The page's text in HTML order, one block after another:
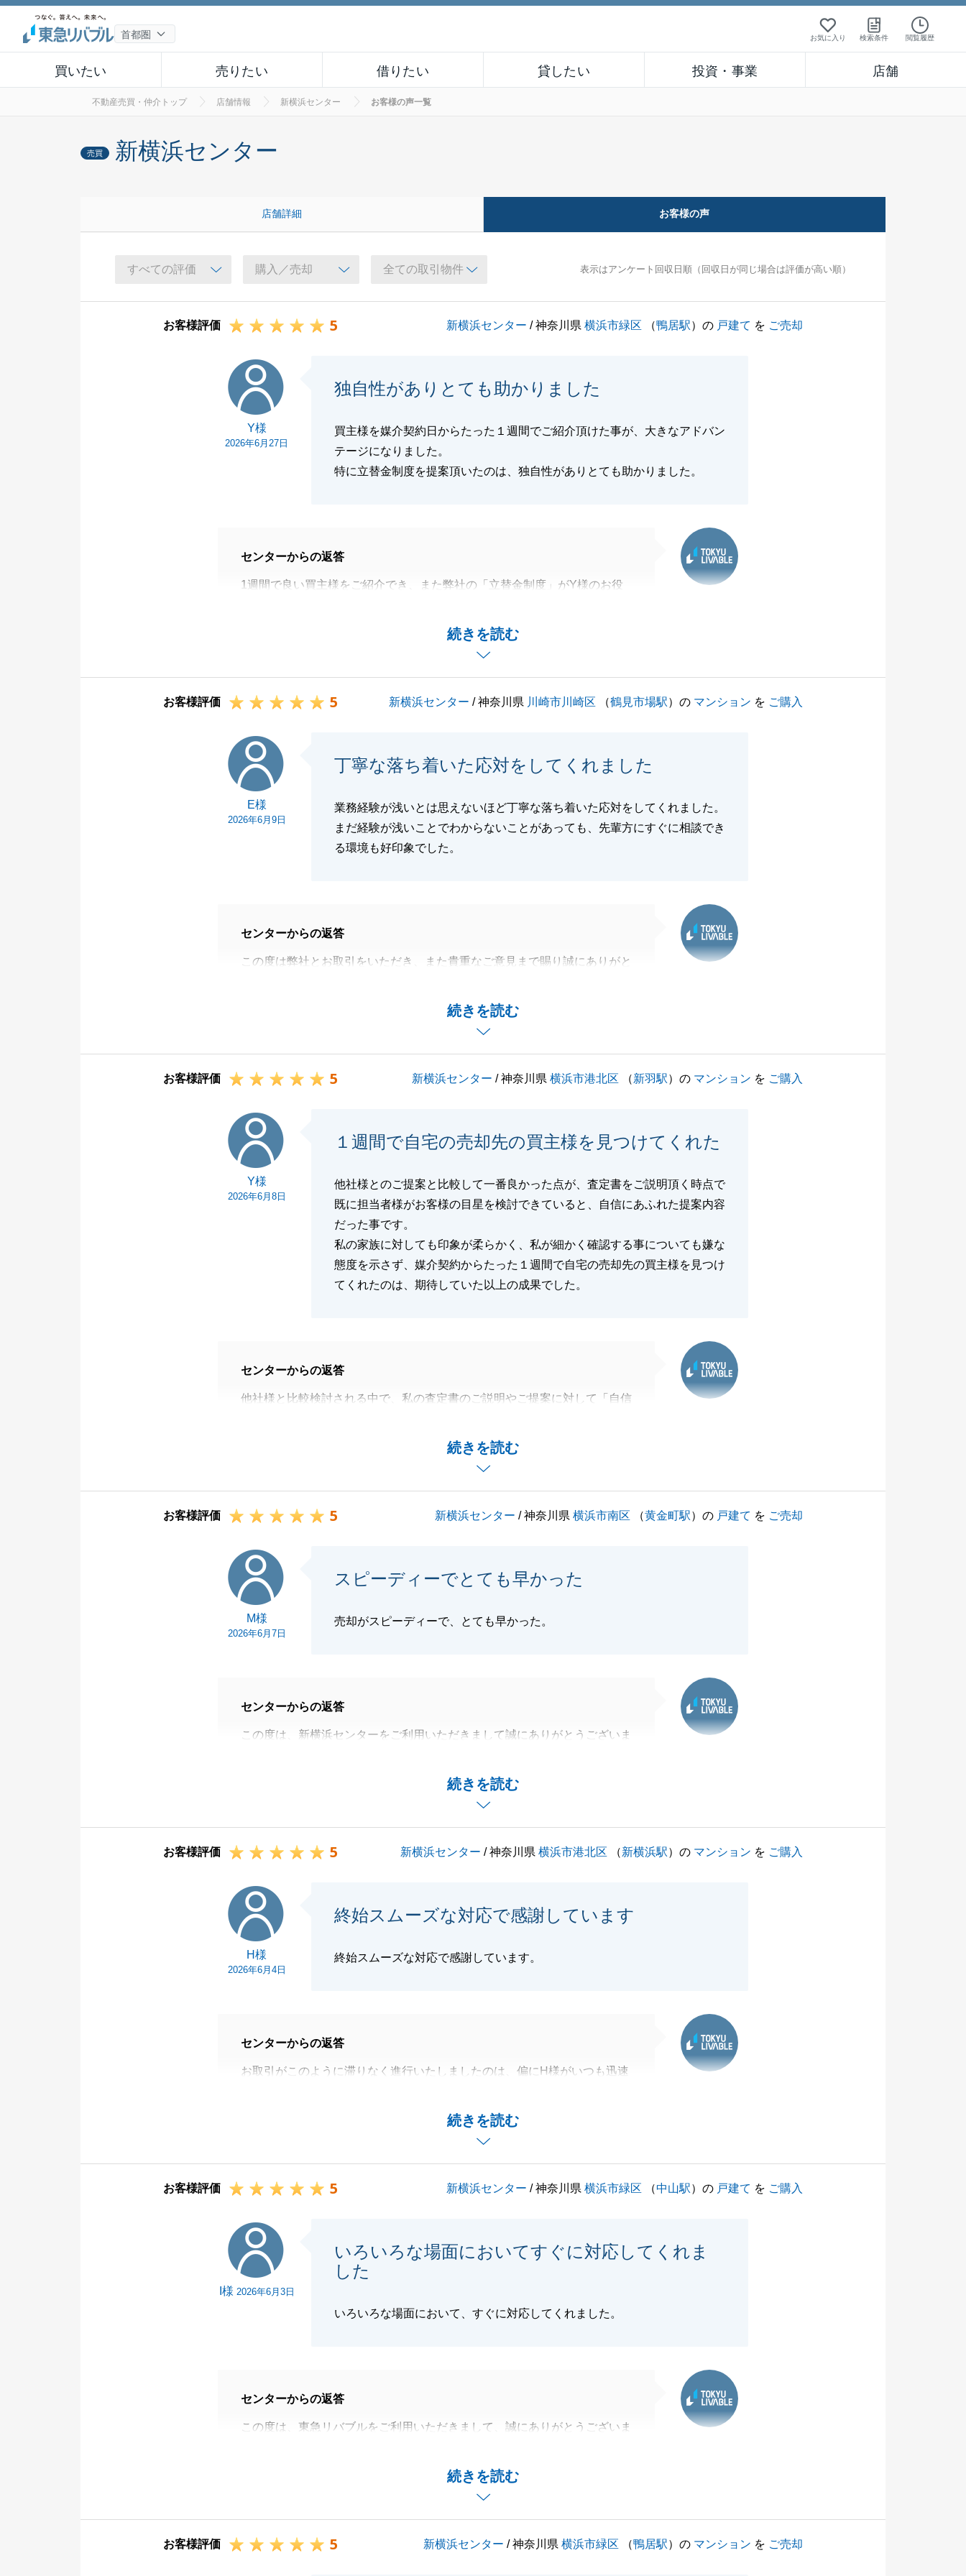
お気に入り 検索条件 閲覧履歴
買いたい 売りたい 借りたい 貸したい 投資・事業 店舗
不動産売買・仲介トップ 店舗情報 新横浜センター お客様の声一覧
売買 新横浜センター
店舗詳細 お客様の声
表示はアンケート回収日順（回収日が同じ場合は評価が高い順）
お客様評価 5 新横浜センター / 神奈川県横浜市緑区 （鴨居駅）の 戸建て を ご売却
Y様
2026年6月27日
独自性がありとても助かりました
買主様を媒介契約日からたった１週間でご紹介頂けた事が、大きなアドバン
テージになりました。
特に立替金制度を提案頂いたのは、独自性がありとても助かりました。
続きを読む
センターからの返答
1週間で良い買主様をご紹介でき、また弊社の「立替金制度」がY様のお役
これほどスムーズに進みましたのも、これまでの迅速なご協力があってこそ
閉じる
お客様評価 5 新横浜センター / 神奈川県 川崎市川崎区 （鶴見市場駅）の マンション を ご購入
E様
2026年6月9日
丁寧な落ち着いた応対をしてくれました
業務経験が浅いとは思えないほど丁寧な落ち着いた応対をしてくれました。
まだ経験が浅いことでわからないことがあっても、先輩方にすぐに相談でき
る環境も好印象でした。
続きを読む
センターからの返答
この度は弊社とお取引をいただき、また貴重なご意見まで賜り誠にありがと
温かいお褒めの言葉を頂戴し、大変光栄に存じます。
お会いするたびに気さくにお話しさせていただけたこと、私の毎回の楽しみ
なお、ご家族やご友人を紹介いただいた際の特典もご用意しておりますの
今後ともよろしくお願い申し上げます。
閉じる
お客様評価 5 新横浜センター / 神奈川県横浜市港北区 （新羽駅）の マンション を ご購入
Y様
2026年6月8日
１週間で自宅の売却先の買主様を見つけてくれた
他社様とのご提案と比較して一番良かった点が、査定書をご説明頂く時点で
既に担当者様がお客様の目星を検討できていると、自信にあふれた提案内容
だった事です。
私の家族に対しても印象が柔らかく、私が細かく確認する事についても嫌な
態度を示さず、媒介契約からたった１週間で自宅の売却先の買主様を見つけ
てくれたのは、期待していた以上の成果でした。
続きを読む
センターからの返答
他社様と比較検討される中で、私の査定書のご説明やご提案に対して「自信
大切なご資産をお預かりする以上、「絶対にY様のご期待に応えたい」とい
う強い想いと確信を持って臨んでおりましたので、その意図が伝わっていた
いただき、恐縮でございます。
ない確実な営業活動を行うことができました。
こちらこそ、深いご信頼を寄せていただき感謝しております。
お客様評価 5 新横浜センター / 神奈川県横浜市南区 （黄金町駅）の 戸建て を ご売却
M様
2026年6月7日
スピーディーでとても早かった
売却がスピーディーで、とても早かった。
続きを読む
センターからの返答
この度は、新横浜センターをご利用いただきまして誠にありがとうございま
お客様の大切なお住まいのご売却を、微力ながらお手伝いでき、
またお役にたてたこと大変光栄でございます。
今後ともよろしくお願いいたします。
お客様評価 5 新横浜センター / 神奈川県横浜市港北区 （新横浜駅）の マンション を ご購入
H様
2026年6月4日
終始スムーズな対応で感謝しています
終始スムーズな対応で感謝しています。
続きを読む
センターからの返答
お取引がこのように滞りなく進行いたしましたのは、偏にH様がいつも迅速
私の至らない点をご丁寧なやり取りで支えていただき、私どもの方のこそ心
お客様評価 5 新横浜センター / 神奈川県横浜市緑区 （中山駅）の 戸建て を ご購入
I様 2026年6月3日
いろいろな場面においてすぐに対応してくれま
した
いろいろな場面において、すぐに対応してくれました。
続きを読む
センターからの返答
この度は、東急リバブルをご利用いただきまして、誠にありがとうございま
I様ご家族の人生の節目において、微力ながらお役に立てましたことを大変
ることができました。
お客様評価 5 新横浜センター / 神奈川県横浜市緑区 （鴨居駅）の マンション を ご売却